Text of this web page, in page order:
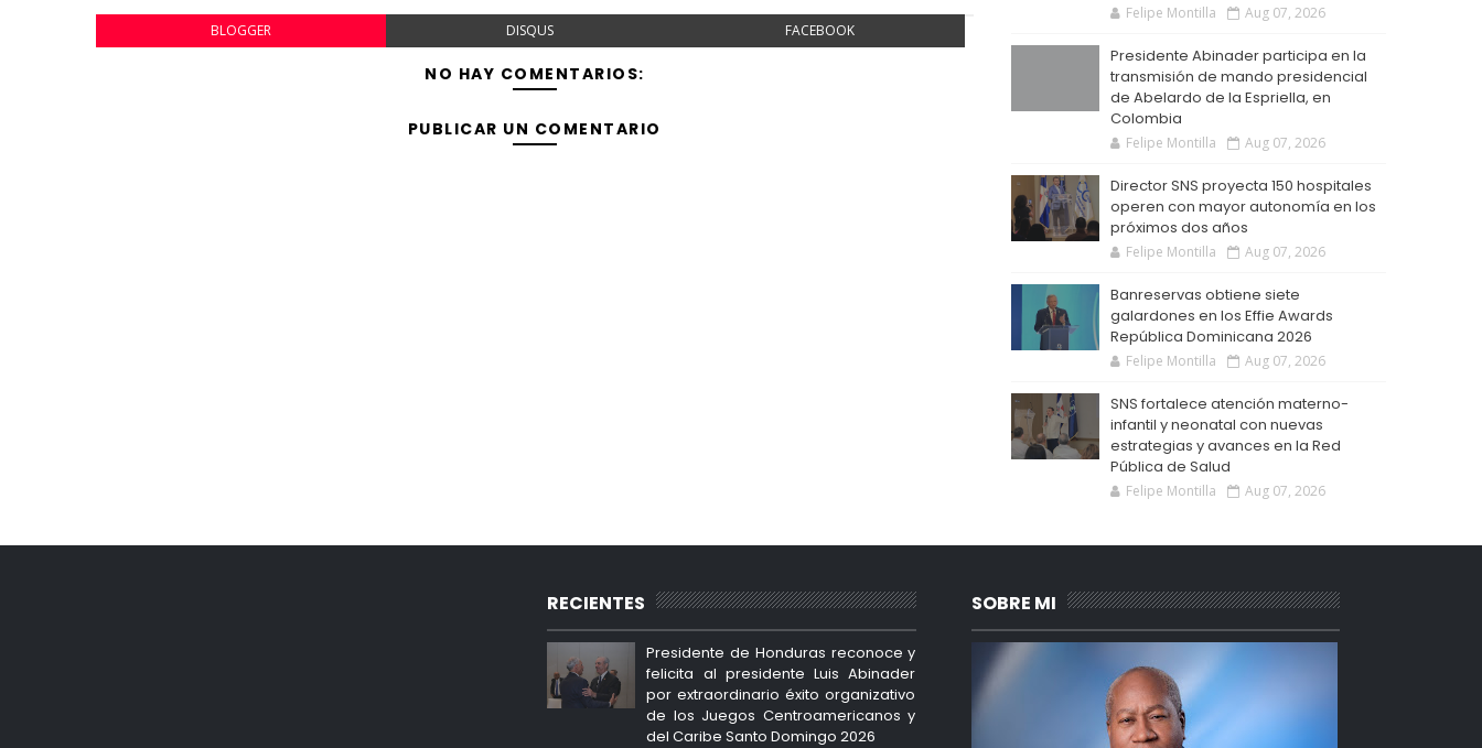
BLOGGER DISQUS FACEBOOK
NO HAY COMENTARIOS:
PUBLICAR UN COMENTARIO
Felipe Montilla Aug 07, 2026
Presidente Abinader participa en la
transmisión de mando presidencial
de Abelardo de la Espriella, en
Colombia
Felipe Montilla Aug 07, 2026
Director SNS proyecta 150 hospitales
operen con mayor autonomía en los
próximos dos años
Felipe Montilla Aug 07, 2026
Banreservas obtiene siete
galardones en los Effie Awards
República Dominicana 2026
Felipe Montilla Aug 07, 2026
SNS fortalece atención materno-
infantil y neonatal con nuevas
estrategias y avances en la Red
Pública de Salud
Felipe Montilla Aug 07, 2026
RECIENTES
Presidente de Honduras reconoce y
felicita al presidente Luis Abinader
por extraordinario éxito organizativo
de los Juegos Centroamericanos y
del Caribe Santo Domingo 2026
SOBRE MI